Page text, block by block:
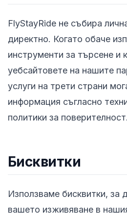
FlyStayRide не събира
директно. Когато обаче
инструменти за търсене и
уебсайтовете на нашите
услуги на трети страни
информация съгласно
политики за поверителност.
Бисквитки
Използваме бисквитки, за
вашето изживяване в